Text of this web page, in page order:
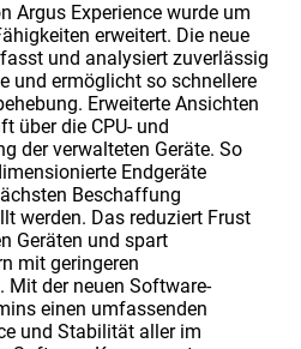
Argus Experience wurde um
erweitert. Die neue
und analysiert zuverlässig
und ermöglicht so schnellere
Erweiterte Ansichten
über die CPU- und
der verwalteten Geräte. So
Endgeräte
Beschaffung
werden. Das reduziert Frust
Geräten und spart
mit geringeren
Mit der neuen Software-
einen umfassenden
und Stabilität aller im